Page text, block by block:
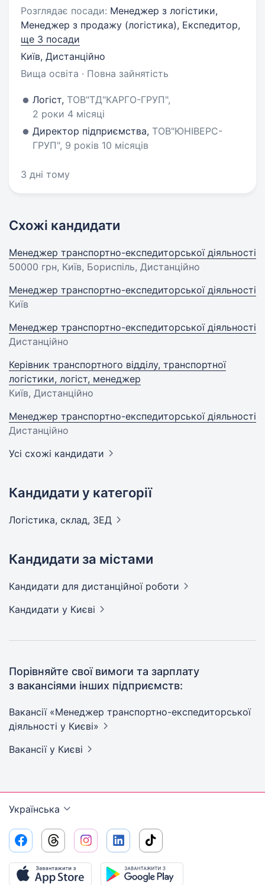
Розглядає посади: Менеджер з логістики,
Менеджер з продажу (логістика), Експедитор,
ще 3 посади
Київ, Дистанційно
Вища освіта · Повна зайнятість
Логіст, ТОВ"ТД"КАРГО-ГРУП",
2 роки 4 місяці
Директор підприємства, ТОВ"ЮНІВЕРС-
ГРУП", 9 років 10 місяців
3 дні тому
Схожі кандидати
Менеджер транспортно-експедиторської діяльності
50000 грн, Київ, Бориспіль, Дистанційно
Менеджер транспортно-експедиторської діяльності
Київ
Менеджер транспортно-експедиторської діяльності
Дистанційно
Керівник транспортного відділу, транспортної
логістики, логіст, менеджер
Київ, Дистанційно
Менеджер транспортно-експедиторської діяльності
Дистанційно
Усі схожі кандидати
Кандидати у категорії
Логістика, склад, ЗЕД
Кандидати за містами
Кандидати для дистанційної роботи
Кандидати у Києві
Порівняйте свої вимоги та зарплату
з вакансіями інших підприємств:
Вакансії «Менеджер транспортно-експедиторської
діяльності у Києві»
Вакансії у Києві
Українська